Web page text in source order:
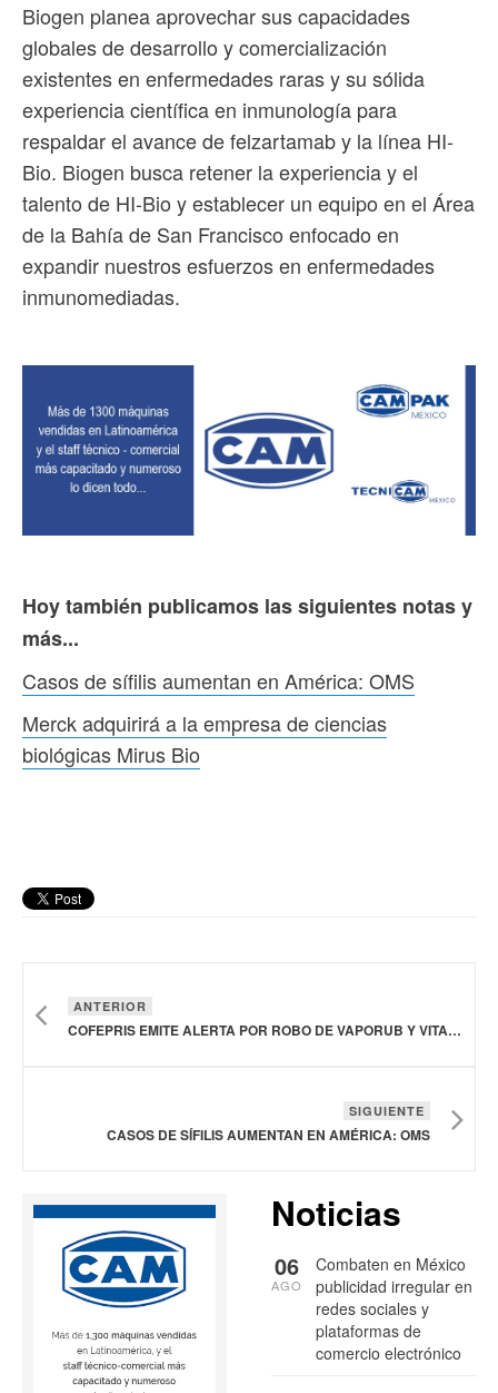
Biogen planea aprovechar sus capacidades
globales de desarrollo y comercialización
existentes en enfermedades raras y su sólida
experiencia científica en inmunología para
respaldar el avance de felzartamab y la línea HI-
Bio. Biogen busca retener la experiencia y el
talento de HI-Bio y establecer un equipo en el Área
de la Bahía de San Francisco enfocado en
expandir nuestros esfuerzos en enfermedades
inmunomediadas.
Hoy también publicamos las siguientes notas y
más...
Casos de sífilis aumentan en América: OMS
Merck adquirirá a la empresa de ciencias
biológicas Mirus Bio
ANTERIOR
COFEPRIS EMITE ALERTA POR ROBO DE VAPORUB Y VITAPYRENA FORTE
SIGUIENTE
CASOS DE SÍFILIS AUMENTAN EN AMÉRICA: OMS
Noticias
Combaten en México
publicidad irregular en
redes sociales y
plataformas de
comercio electrónico
06
AGO